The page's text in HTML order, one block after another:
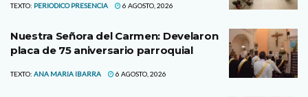
TEXTO: PERIODICO PRESENCIA 6 AGOSTO, 2026
Nuestra Señora del Carmen: Develaron
placa de 75 aniversario parroquial
TEXTO: ANA MARIA IBARRA 6 AGOSTO, 2026